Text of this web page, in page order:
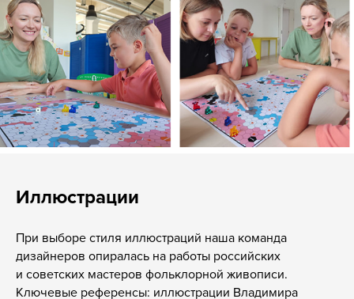
Иллюстрации
При выборе стиля иллюстраций наша команда
дизайнеров опиралась на работы российских
и советских мастеров фольклорной живописи.
Ключевые референсы: иллюстрации Владимира